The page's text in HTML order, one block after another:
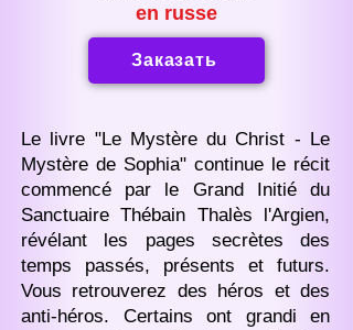
en russe
Заказать
Le livre "Le Mystère du Christ - Le
Mystère de Sophia" continue le récit
commencé par le Grand Initié du
Sanctuaire Thébain Thalès l'Argien,
révélant les pages secrètes des
temps passés, présents et futurs.
Vous retrouverez des héros et des
anti-héros. Certains ont grandi en